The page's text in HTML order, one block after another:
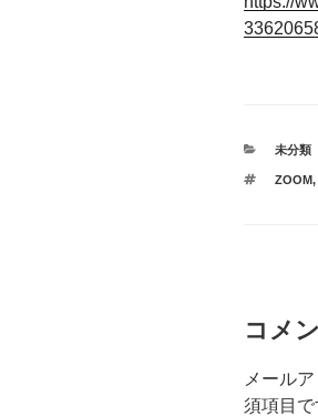
カ
ゴ
未分類
タ
ZOOM,
コメ
メール
須項目で